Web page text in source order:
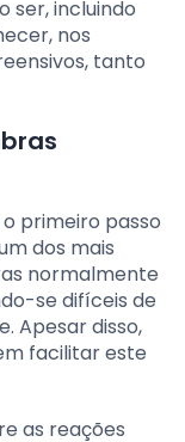
ser, incluindo
nos
tanto
primeiro passo
dos mais
normalmente
se difíceis de
Apesar disso,
facilitar este
as reações